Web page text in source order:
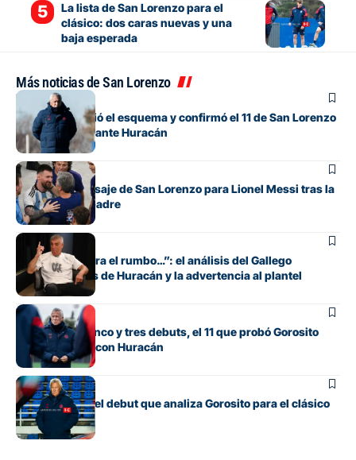
La lista de San Lorenzo para el
clásico: dos caras nuevas y una
baja esperada
Más noticias de San Lorenzo
Fútbol
Gorosito cambió el esquema y confirmó el 11 de San Lorenzo
para el clásico ante Huracán
Fútbol
El sentido mensaje de San Lorenzo para Lionel Messi tras la
muerte de su padre
Fútbol
“Si no encuentra el rumbo…”: el análisis del Gallego
González antes de Huracán y la advertencia al plantel
Fútbol
Con línea de cinco y tres debuts, el 11 que probó Gorosito
para el clásico con Huracán
Fútbol
Los cambios y el debut que analiza Gorosito para el clásico
con Huracán